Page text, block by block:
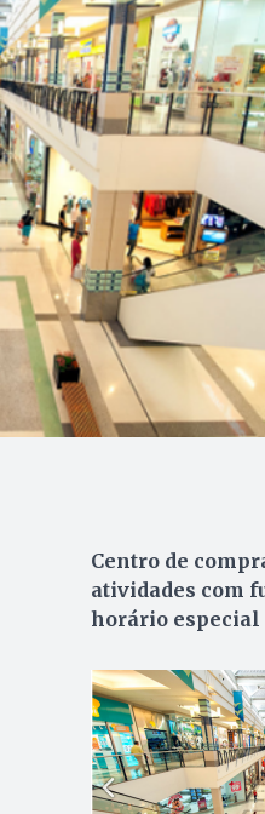
Centro de
atividades com
horário especial